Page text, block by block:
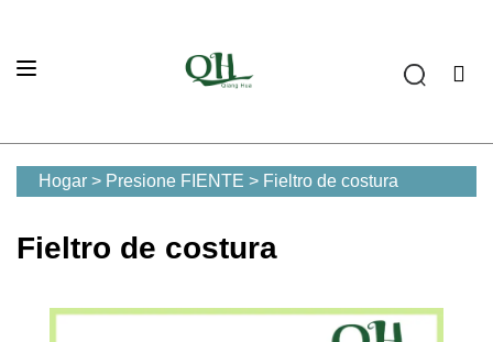
Hogar > Presione FIENTE > Fieltro de costura
Fieltro de costura